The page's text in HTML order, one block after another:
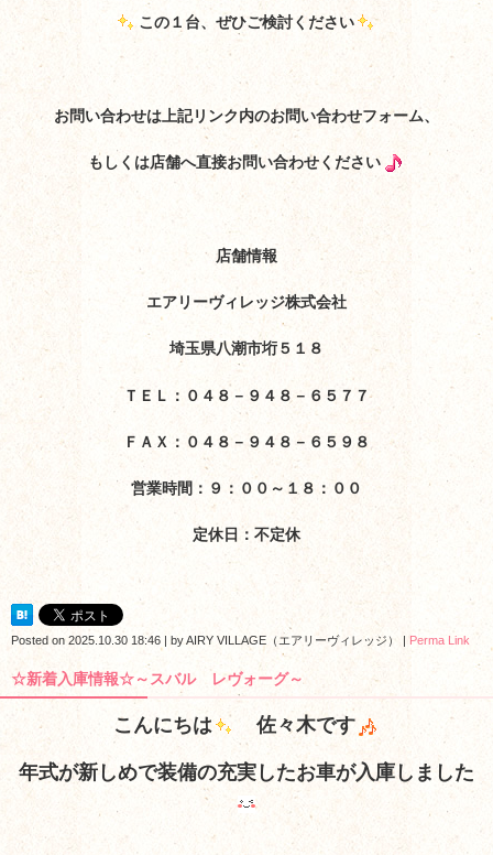
この１台、ぜひご検討ください
お問い合わせは上記リンク内のお問い合わせフォーム、
もしくは店舗へ直接お問い合わせください
店舗情報
エアリーヴィレッジ株式会社
埼玉県八潮市垳５１８
ＴＥＬ：０４８－９４８－６５７７
ＦＡＸ：０４８－９４８－６５９８
営業時間：９：００～１８：００
定休日：不定休
Posted on 2025.10.30 18:46 byAIRY VILLAGE（エアリーヴィレッジ） Perma Link
☆新着入庫情報☆～スバル レヴォーグ～
こんにちは 佐々木です
年式が新しめで装備の充実したお車が入庫しました